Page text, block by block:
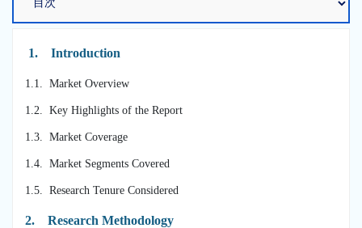
1. Introduction
1.1. Market Overview
1.2. Key Highlights of the Report
1.3. Market Coverage
1.4. Market Segments Covered
1.5. Research Tenure Considered
2. Research Methodology